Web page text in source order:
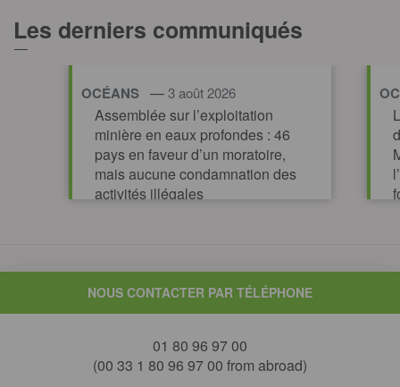
Les derniers communiqués
OCÉANS —3 août 2026
Assemblée sur l’exploitation
minière en eaux profondes : 46
pays en faveur d’un moratoire,
mais aucune condamnation des
activités illégales
NOUS CONTACTER PAR TÉLÉPHONE
01 80 96 97 00
(00 33 1 80 96 97 00 from abroad)